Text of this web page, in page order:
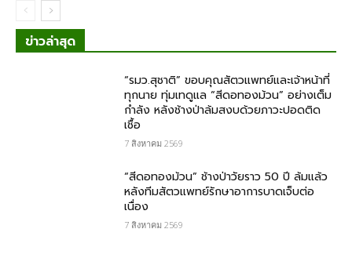
ข่าวล่าสุด
“รมว.สุชาติ” ขอบคุณสัตวแพทย์และเจ้าหน้าที่
ทุกนาย ทุ่มเทดูแล “สีดอทองม้วน” อย่างเต็ม
กำลัง หลังช้างป่าล้มสงบด้วยภาวะปอดติด
เชื้อ
7 สิงหาคม 2569
“สีดอทองม้วน” ช้างป่าวัยราว 50 ปี ล้มแล้ว
หลังทีมสัตวแพทย์รักษาอาการบาดเจ็บต่อ
เนื่อง
7 สิงหาคม 2569